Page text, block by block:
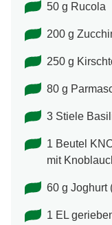
50 g Rucola
200 g
250 g
80 g
3 Stiele
1 Beutel
mit
60 g Joghurt
1 EL